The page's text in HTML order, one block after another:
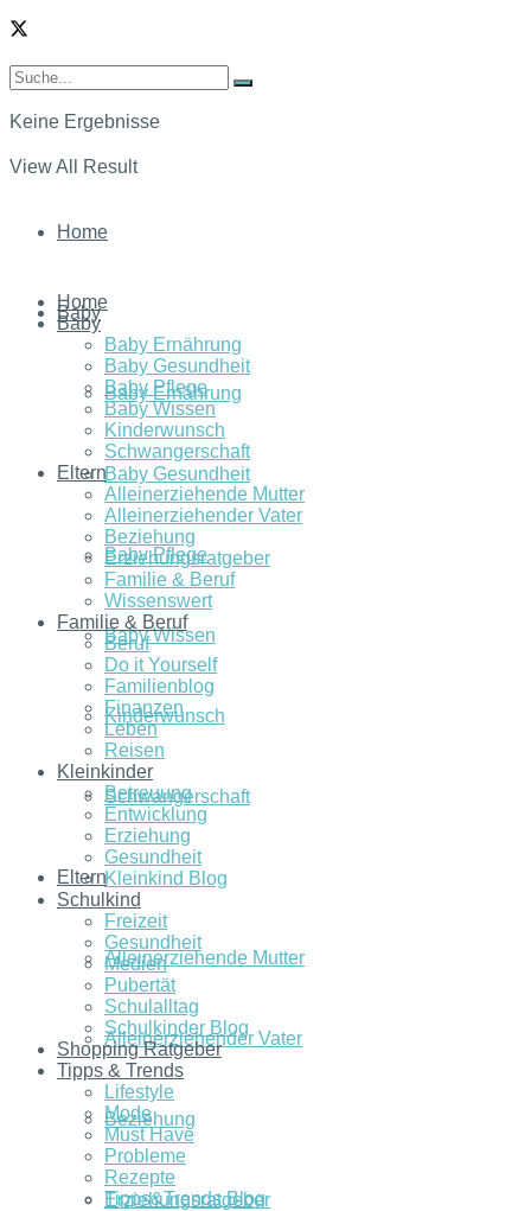
Keine Ergebnisse
View All Result
Home
Baby
Baby Ernährung
Baby Gesundheit
Baby Pflege
Baby Wissen
Kinderwunsch
Schwangerschaft
Eltern
Alleinerziehende Mutter
Alleinerziehender Vater
Beziehung
Erziehungsratgeber
Home
Baby
Baby Ernährung
Baby Gesundheit
Baby Pflege
Baby Wissen
Kinderwunsch
Schwangerschaft
Eltern
Alleinerziehende Mutter
Alleinerziehender Vater
Beziehung
Erziehungsratgeber
Familie & Beruf
Wissenswert
Familie & Beruf
Beruf
Do it Yourself
Familienblog
Finanzen
Leben
Reisen
Kleinkinder
Betreuung
Entwicklung
Erziehung
Gesundheit
Kleinkind Blog
Schulkind
Freizeit
Gesundheit
Medien
Pubertät
Schulalltag
Schulkinder Blog
Shopping Ratgeber
Tipps & Trends
Lifestyle
Mode
Must Have
Probleme
Rezepte
Tipps&Trends Blog